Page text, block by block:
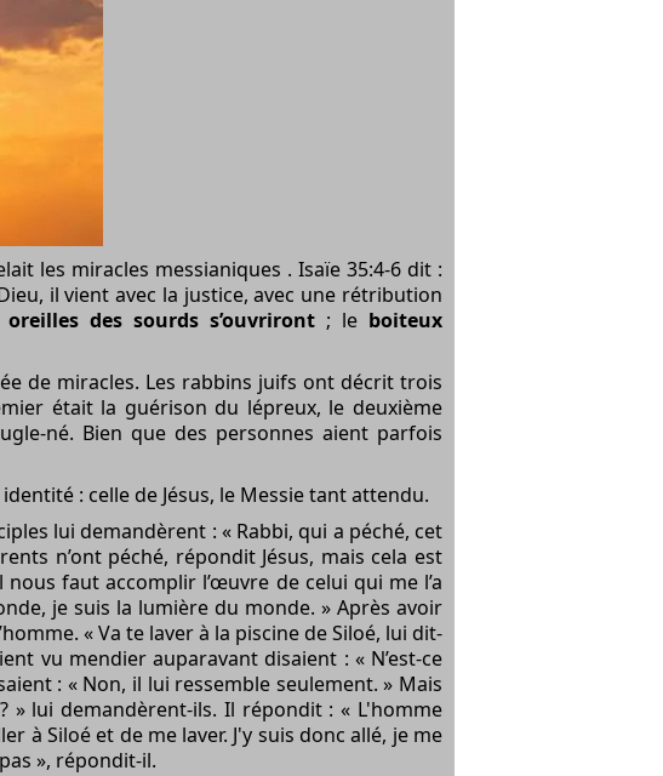
les miracles messianiques . Isaïe 35:4-6 dit :
il vient avec la justice, avec une rétribution
oreilles des sourds s’ouvriront ; le boiteux
de miracles. Les rabbins juifs ont décrit trois
était la guérison du lépreux, le deuxième
né. Bien que des personnes aient parfois
: celle de Jésus, le Messie tant attendu.
lui demandèrent : « Rabbi, qui a péché, cet
n’ont péché, répondit Jésus, mais cela est
faut accomplir l’œuvre de celui qui me l’a
je suis la lumière du monde. » Après avoir
« Va te laver à la piscine de Siloé, lui dit-
vu mendier auparavant disaient : « N’est-ce
: « Non, il lui ressemble seulement. » Mais
» lui demandèrent-ils. Il répondit : « L'homme
à Siloé et de me laver. J'y suis donc allé, je me
», répondit-il.